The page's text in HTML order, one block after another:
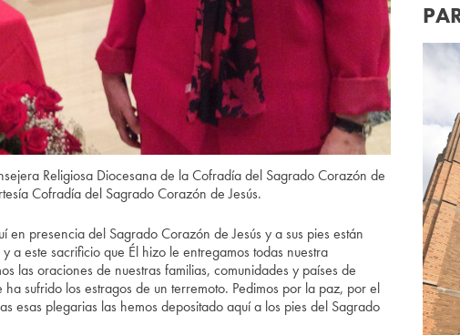
Religiosa Diocesana de la Cofradía del Sagrado Corazón de
Cofradía del Sagrado Corazón de Jesús.
en presencia del Sagrado Corazón de Jesús y a sus pies están
a este sacrificio que Él hizo le entregamos todas nuestra
las oraciones de nuestras familias, comunidades y países de
sufrido los estragos de un terremoto. Pedimos por la paz, por el
esas plegarias las hemos depositado aquí a los pies del Sagrado